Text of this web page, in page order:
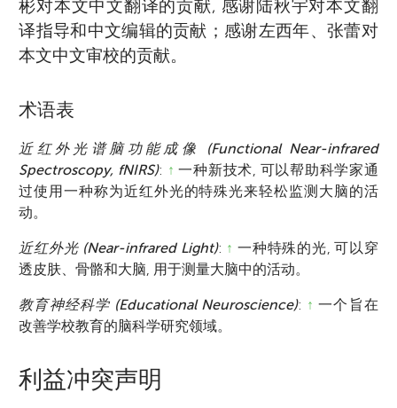
彬对本文中文翻译的贡献, 感谢陆秋宇对本文翻
译指导和中文编辑的贡献；感谢左西年、张蕾对
本文中文审校的贡献。
术语表
近红外光谱脑功能成像 (Functional Near-infrared
Spectroscopy, fNIRS): ↑ 一种新技术, 可以帮助科学家通
过使用一种称为近红外光的特殊光来轻松监测大脑的活
动。
近红外光 (Near-infrared Light): ↑ 一种特殊的光, 可以穿
透皮肤、骨骼和大脑, 用于测量大脑中的活动。
教育神经科学 (Educational Neuroscience): ↑ 一个旨在
改善学校教育的脑科学研究领域。
利益冲突声明